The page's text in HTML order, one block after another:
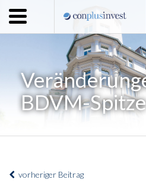
Menu
Home
Leistungen
Immobilienangebote
Kontakt
BDVM-Spitze
vorheriger Beitrag